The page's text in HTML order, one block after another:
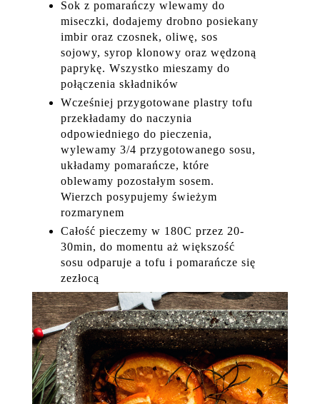
Sok z pomarańczy wlewamy do
miseczki, dodajemy drobno posiekany
imbir oraz czosnek, oliwę, sos
sojowy, syrop klonowy oraz wędzoną
paprykę. Wszystko mieszamy do
połączenia składników
Wcześniej przygotowane plastry tofu
przekładamy do naczynia
odpowiedniego do pieczenia,
wylewamy 3/4 przygotowanego sosu,
układamy pomarańcze, które
oblewamy pozostałym sosem.
Wierzch posypujemy świeżym
rozmarynem
Całość pieczemy w 180C przez 20-
30min, do momentu aż większość
sosu odparuje a tofu i pomarańcze się
zezłocą